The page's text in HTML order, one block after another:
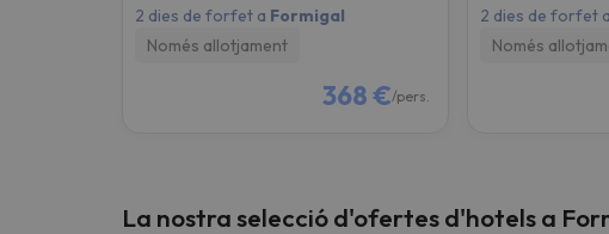
2 dies de forfet a Formigal
Només allotjament
368 €/pers.
2 dies de forfet a
Només
La nostra selecció d'ofertes d'hotels a